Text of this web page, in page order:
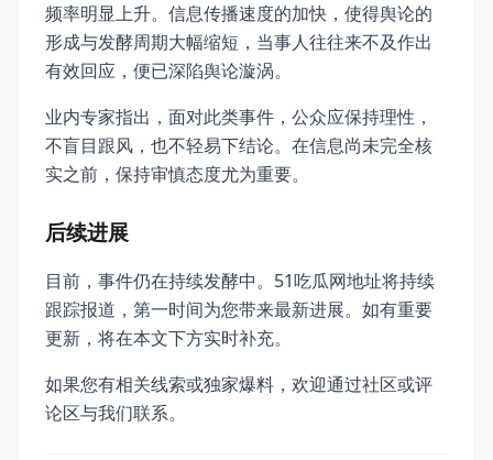
频率明显上升。信息传播速度的加快，使得舆论的
形成与发酵周期大幅缩短，当事人往往来不及作出
有效回应，便已深陷舆论漩涡。
业内专家指出，面对此类事件，公众应保持理性，
不盲目跟风，也不轻易下结论。在信息尚未完全核
实之前，保持审慎态度尤为重要。
后续进展
目前，事件仍在持续发酵中。51吃瓜网地址将持续
跟踪报道，第一时间为您带来最新进展。如有重要
更新，将在本文下方实时补充。
如果您有相关线索或独家爆料，欢迎通过社区或评
论区与我们联系。